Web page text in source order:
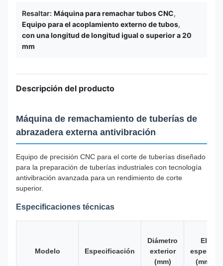
Resaltar: Máquina para remachar tubos CNC,
Equipo para el acoplamiento externo de tubos,
con una longitud de longitud igual o superior a 20
mm
Descripción del producto
Máquina de remachamiento de tuberías de
abrazadera externa antivibración
Equipo de precisión CNC para el corte de tuberías diseñado
para la preparación de tuberías industriales con tecnología
antivibración avanzada para un rendimiento de corte
superior.
Especificaciones técnicas
Modelo Especificación
Diámetro
exterior
(mm)
El
espesor
(mm)